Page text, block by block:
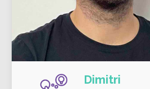
Dimitri